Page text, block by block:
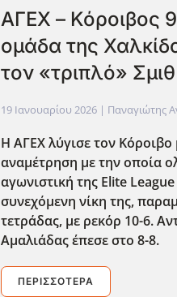
ΑΓΕΧ – Κόροιβος
ομάδα της
τον «τριπλό» Σμιθ
19 Ιανουαρίου 2026| Παναγιώτης
Η ΑΓΕΧ λύγισε τον Κόροιβο
αναμέτρηση με την οποία
αγωνιστική της EliteLeague
συνεχόμενη νίκη της,
τετράδας, με ρεκόρ 10-6.
Αμαλιάδας έπεσε στο 8-8.
ΠΕΡΙΣΣΌΤΕΡΑ